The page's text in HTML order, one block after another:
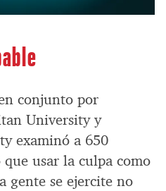
conjunto por
University y
examinó a 650
usar la culpa como
gente se ejercite no